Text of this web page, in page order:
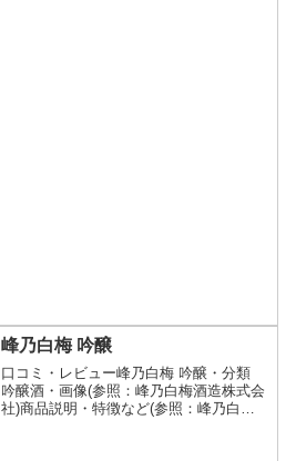
峰乃白梅 吟醸
口コミ・レビュー峰乃白梅 吟醸・分類
吟醸酒・画像(参照：峰乃白梅酒造株式会
社)商品説明・特徴など(参照：峰乃白梅